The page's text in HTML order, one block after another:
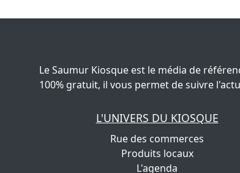
Le Saumur Kiosque est le média de
100% gratuit, il vous permet de suivre
L'UNIVERS DU KIOSQUE
Rue des commerces
Produits locaux
L'agenda